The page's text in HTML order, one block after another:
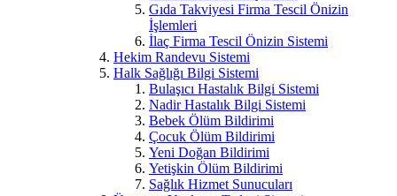
Gıda Takviyesi Firma Tescil Önizin
İşlemleri
İlaç Firma Tescil Önizin Sistemi
Hekim Randevu Sistemi
Halk Sağlığı Bilgi Sistemi
Bulaşıcı Hastalık Bilgi Sistemi
Nadir Hastalık Bilgi Sistemi
Bebek Ölüm Bildirimi
Çocuk Ölüm Bildirimi
Yeni Doğan Bildirimi
Yetişkin Ölüm Bildirimi
Sağlık Hizmet Sunucuları